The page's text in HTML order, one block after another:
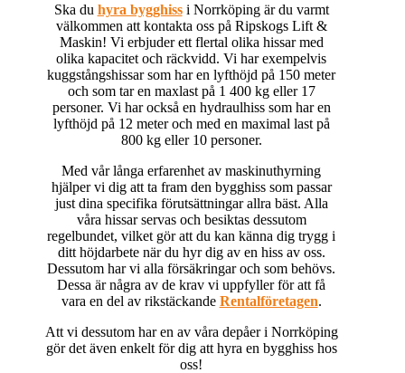
Ska du hyra bygghissi Norrköping är du varmt
välkommen att kontakta oss på Ripskogs Lift &
Maskin! Vi erbjuder ett flertal olika hissar med
olika kapacitet och räckvidd. Vi har exempelvis
kuggstångshissar som har en lyfthöjd på 150 meter
och som tar en maxlast på 1 400 kg eller 17
personer. Vi har också en hydraulhiss som har en
lyfthöjd på 12 meter och med en maximal last på
800 kg eller 10 personer.
Med vår långa erfarenhet av maskinuthyrning
hjälper vi dig att ta fram den bygghiss som passar
just dina specifika förutsättningar allra bäst. Alla
våra hissar servas och besiktas dessutom
regelbundet, vilket gör att du kan känna dig trygg i
ditt höjdarbete när du hyr dig av en hiss av oss.
Dessutom har vi alla försäkringar och som behövs.
Dessa är några av de krav vi uppfyller för att få
vara en del av rikstäckande Rentalföretagen.
Att vi dessutom har en av våra depåer i Norrköping
gör det även enkelt för dig att hyra en bygghiss hos
oss!